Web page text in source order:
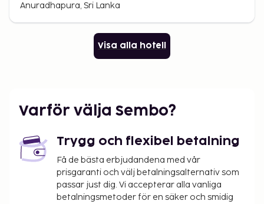
Anuradhapura, Sri Lanka
Visa alla hotell
Varför välja Sembo?
Trygg och flexibel betalning
Få de bästa erbjudandena med vår
prisgaranti och välj betalningsalternativ som
passar just dig. Vi accepterar alla vanliga
betalningsmetoder för en säker och smidig